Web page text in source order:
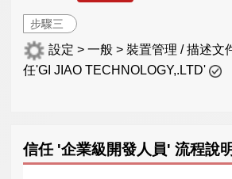
步驟三
設定 > 一般 > 裝置管理 / 描述文
任'GI JIAO TECHNOLOGY,.LTD'
信任 '企業級開發人員' 流程說明